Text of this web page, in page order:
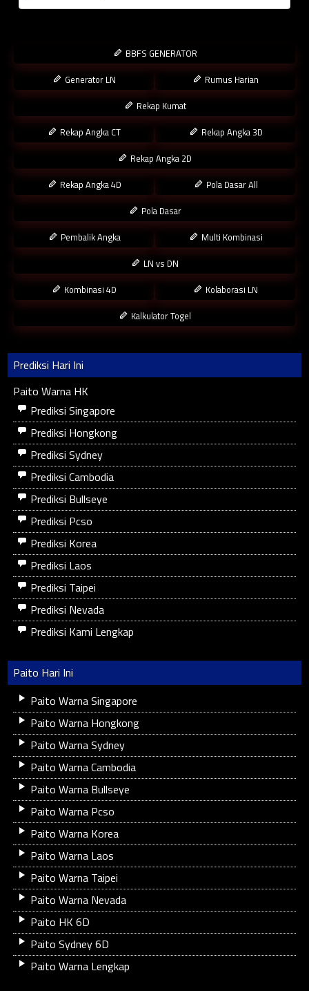
BBFS GENERATOR
Generator LN
Rumus Harian
Rekap Kumat
Rekap Angka CT
Rekap Angka 3D
Rekap Angka 2D
Rekap Angka 4D
Pola Dasar All
Pola Dasar
Pembalik Angka
Multi Kombinasi
LN vs DN
Kombinasi 4D
Kolaborasi LN
Kalkulator Togel
Prediksi Hari Ini
Paito Warna HK
Prediksi Singapore
Prediksi Hongkong
Prediksi Sydney
Prediksi Cambodia
Prediksi Bullseye
Prediksi Pcso
Prediksi Korea
Prediksi Laos
Prediksi Taipei
Prediksi Nevada
Prediksi Kami Lengkap
Paito Hari Ini
Paito Warna Singapore
Paito Warna Hongkong
Paito Warna Sydney
Paito Warna Cambodia
Paito Warna Bullseye
Paito Warna Pcso
Paito Warna Korea
Paito Warna Laos
Paito Warna Taipei
Paito Warna Nevada
Paito HK 6D
Paito Sydney 6D
Paito Warna Lengkap